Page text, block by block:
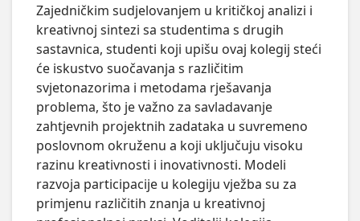
Zajedničkim sudjelovanjem u kritičkoj analizi i
kreativnoj sintezi sa studentima s drugih
sastavnica, studenti koji upišu ovaj kolegij steći
će iskustvo suočavanja s različitim
svjetonazorima i metodama rješavanja
problema, što je važno za savladavanje
zahtjevnih projektnih zadataka u suvremeno
poslovnom okruženu a koji uključuju visoku
razinu kreativnosti i inovativnosti. Modeli
razvoja participacije u kolegiju vježba su za
primjenu različitih znanja u kreativnoj